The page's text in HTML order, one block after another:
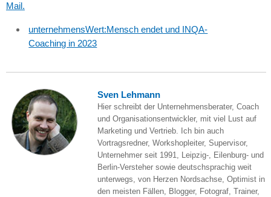
Mail.
unternehmensWert:Mensch endet und INQA-
Coaching in 2023
Sven Lehmann
Hier schreibt der Unternehmensberater, Coach
und Organisationsentwickler, mit viel Lust auf
Marketing und Vertrieb. Ich bin auch
Vortragsredner, Workshopleiter, Supervisor,
Unternehmer seit 1991, Leipzig-, Eilenburg- und
Berlin-Versteher sowie deutschsprachig weit
unterwegs, von Herzen Nordsachse, Optimist in
den meisten Fällen, Blogger, Fotograf, Trainer,